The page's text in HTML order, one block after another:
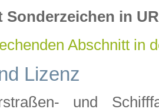
Sonderzeichen in
Abschnitt in
Lizenz
und